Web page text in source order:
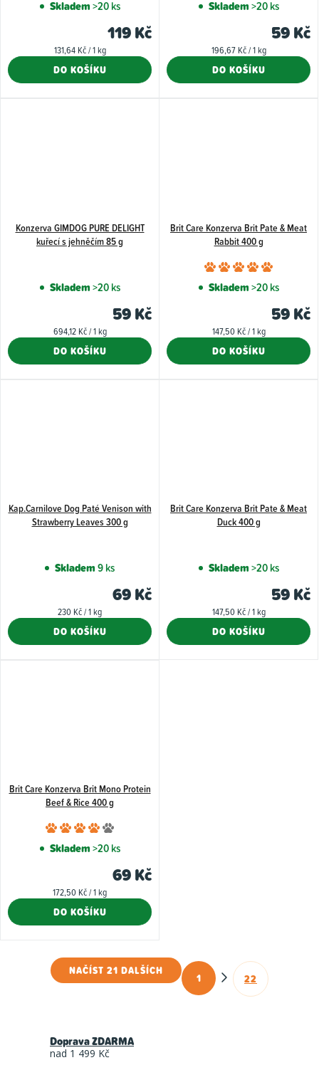
hodnocení
je
5,0
Skladem>20 ks
119 Kč
Měrná
131,64 Kč / 1 kg
DO KOŠÍKU
Skladem>20 ks
59 Kč
Měrná
196,67 Kč / 1 kg
DO KOŠÍKU
Konzerva GIMDOG PURE DELIGHT
kuřecí s jehněčím 85 g
Skladem>20 ks
59 Kč
Měrná
694,12 Kč / 1 kg
DO KOŠÍKU
Brit Care Konzerva Brit Pate & Meat
Rabbit 400 g
je
5,0
5
Skladem>20 ks
59 Kč
Měrná
147,50 Kč / 1 kg
DO KOŠÍKU
Kap.Carnilove Dog Paté Venison with
Strawberry Leaves 300 g
Skladem9 ks
69 Kč
Měrná
230 Kč / 1 kg
DO KOŠÍKU
Brit Care Konzerva Brit Pate & Meat
Duck 400 g
Skladem>20 ks
59 Kč
Měrná
147,50 Kč / 1 kg
DO KOŠÍKU
Brit Care Konzerva Brit Mono Protein
Beef & Rice 400 g
Průměrné
hodnocení
je
4,0
Skladem>20 ks
69 Kč
Měrná
172,50 Kč / 1 kg
DO KOŠÍKU
O
NAČÍST 21 DALŠÍCH
S
1 22
Doprava ZDARMA
nad 1 499 Kč